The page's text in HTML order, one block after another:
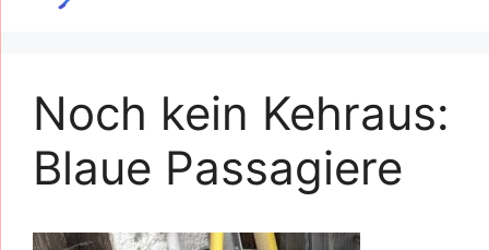
Noch kein Kehraus:
Blaue Passagiere